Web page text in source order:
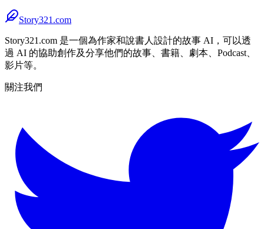
Story321.com
Story321.com 是一個為作家和說書人設計的故事 AI，可以透
過 AI 的協助創作及分享他們的故事、書籍、劇本、Podcast、
影片等。
關注我們